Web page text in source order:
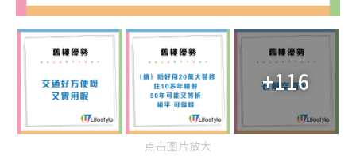
+116
点击图片放大